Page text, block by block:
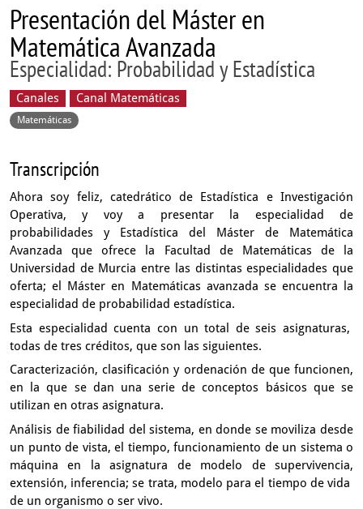
Presentación del Máster en
Matemática Avanzada
Especialidad: Probabilidad y Estadística
Canales Canal Matemáticas
Matemáticas
Transcripción
Ahora soy feliz, catedrático de Estadística e Investigación
Operativa,y voy a presentar la especialidad de
probabilidades y Estadística del Máster de Matemática
Avanzada que ofrece
la Facultad de Matemáticas de la
Universidad de Murcia entre las distintas especialidades que
oferta;el Máster en Matemáticas avanzada se encuentra la
especialidad de probabilidad estadística.
Esta especialidad cuenta con un total de seis asignaturas,
todas de tres créditos, que son las siguientes.
Caracterización, clasificación y ordenación de que funcionen,
en la que se dan una serie de conceptos básicos que se
utilizan en otras asignatura.
Análisis de fiabilidad del sistema, en donde se moviliza desde
un punto de vista, el tiempo, funcionamiento de un sistema o
máquina en la asignatura de modelo de supervivencia,
extensión, inferencia;se trata, modelo para el tiempo de vida
de un organismo o ser vivo.